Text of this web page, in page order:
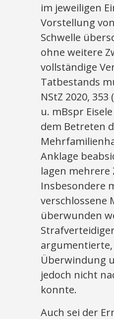
im jeweiligen
Vorstellung
Schwelle
ohne weitere
vollständige
Tatbestands
NStZ 2020,
u. mBspr
dem Betreten
Anklage
lagen mehrere
Insbesondere
verschlossene
überwunden
argumentierte,
Überwindung
jedoch nicht
konnte.
Auch sei der